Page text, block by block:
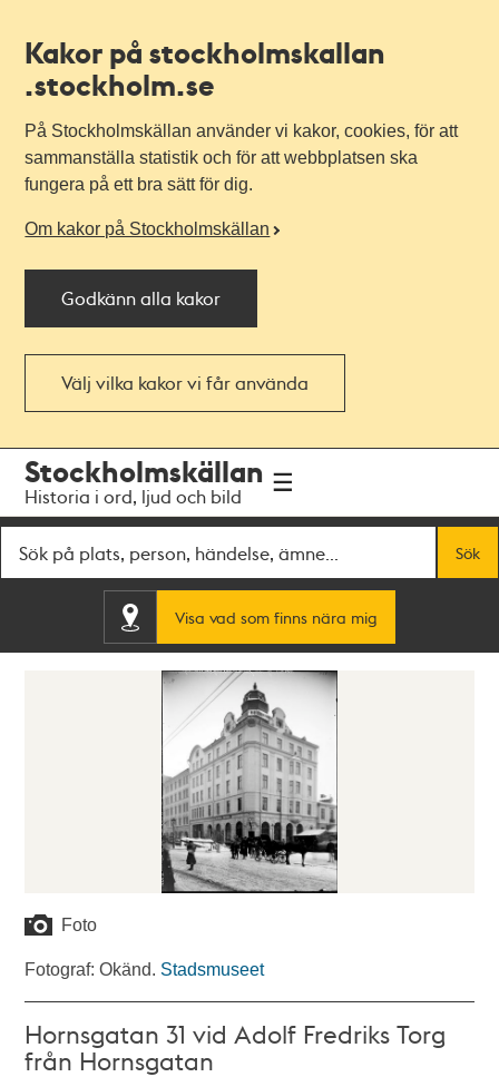
Kakor på stockholmskallan
.stockholm.se
På Stockholmskällan använder vi kakor, cookies, för att
sammanställa statistik och för att webbplatsen ska
fungera på ett bra sätt för dig.
Om kakor på Stockholmskällan
Godkänn alla kakor
Välj vilka kakor vi får använda
navigationen
huvudinnehållet
Stockholmskällan
Historia i ord, ljud och bild
Sök
Visa vad som finns nära mig
Foto
Fotograf: Okänd. Stadsmuseet
Hornsgatan 31 vid Adolf Fredriks Torg
från Hornsgatan